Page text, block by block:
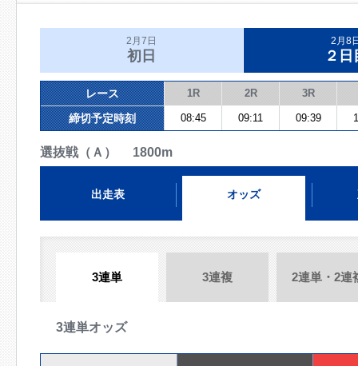
2月7日
初日
2月8
２日
レース 1R 2R 3R
締切予定時刻 08:45 09:11 09:39
選抜戦（Ａ） 1800m
出走表 オッズ
3連単 3連複 2連単・2連
3連単オッズ